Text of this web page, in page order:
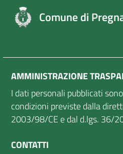
Comune di
AMMINISTRAZIONE
I dati personali pubblicati
condizioni previste dalla
2003/98/CE e dal d.lgs. 36/
CONTATTI